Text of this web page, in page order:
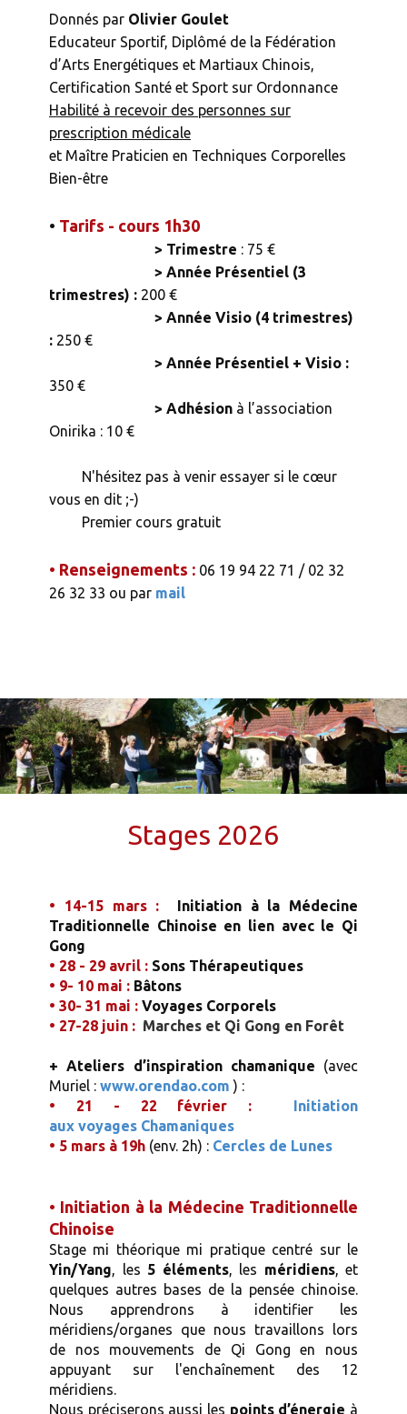
Donnés par Olivier Goulet
Educateur Sportif, Diplômé de la Fédération
d’Arts Energétiques et Martiaux Chinois,
Certification Santé et Sport sur Ordonnance
Habilité à recevoir des personnes sur
prescription médicale
et Maître Praticien en Techniques Corporelles
Bien-être
• Tarifs - cours 1h30
> Trimestre : 75 €
> Année Présentiel (3
trimestres) : 200 €
> Année Visio (4 trimestres)
: 250 €
> Année Présentiel + Visio :
350 €
> Adhésion à l’association
Onirika : 10 €
N'hésitez pas à venir essayer si le cœur
vous en dit ;-)
Premier cours gratuit
• Renseignements : 06 19 94 22 71 / 02 32
26 32 33 ou par mail
Stages 2026
• 14-15 mars :
Initiation à la Médecine
Traditionnelle Chinoise en lien avec le Qi
Gong
• 28 - 29 avril : Sons Thérapeutiques
• 9- 10 mai : Bâtons
• 30- 31 mai : Voyages Corporels
• ​27-28 juin : Marches et Qi Gong en Forêt
+ Ateliers d’inspiration chamanique (avec
Muriel : www.orendao.com ) :
• 21 - 22 février :
Initiation
aux voyages Chamaniques
• 5 mars à 19h (env. 2h) : Cercles de Lunes
• Initiation à la Médecine Traditionnelle
Chinoise
Stage mi théorique mi pratique centré sur le
Yin/Yang, les 5 éléments, les méridiens, et
quelques autres bases de la pensée chinoise.
Nous apprendrons à identifier les
méridiens/organes que nous travaillons lors
de nos mouvements de Qi Gong en nous
appuyant sur l'enchaînement des 12
méridiens.
Nous préciserons aussi les points d’énergie à